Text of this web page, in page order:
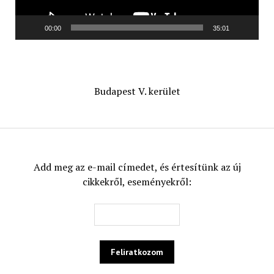
00:00 35:01
Budapest V. kerület
Add meg az e-mail címedet, és értesítünk az új
cikkekről, eseményekről: